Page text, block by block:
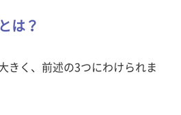
は？
きく、前述の3つにわけられま